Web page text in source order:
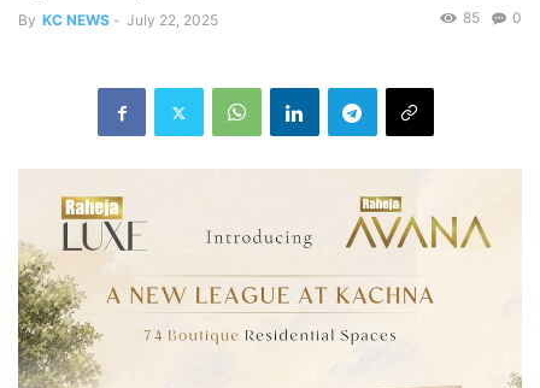
By KC NEWS - July 22, 2025 0
85